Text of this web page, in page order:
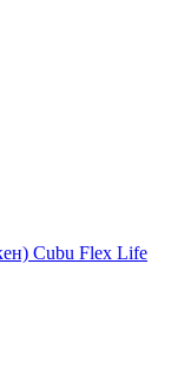
Cubu Flex Life